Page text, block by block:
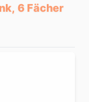
6 Fächer